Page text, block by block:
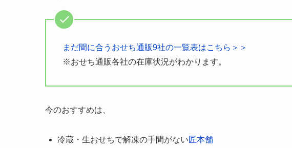
まだ間に合うおせち通販9社の一覧表はこちら＞＞
※おせち通販各社の在庫状況がわかります。
今のおすすめは、
冷蔵・生おせちで解凍の手間がない匠本舗